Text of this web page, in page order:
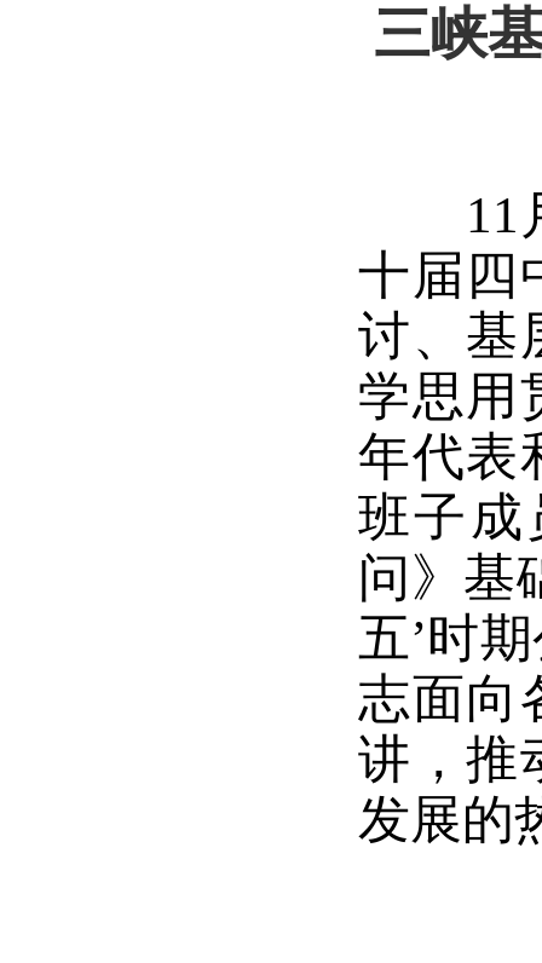
三峡
11月
十届四
讨、基
学思用
年代表
班子成
问》基
五’时
志面向
讲，推
发展的